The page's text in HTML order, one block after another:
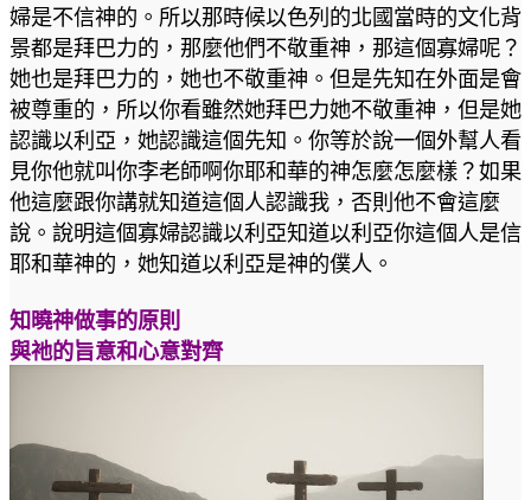
婦是不信神的。所以那時候以色列的北國當時的文化背
景都是拜巴力的，那麼他們不敬重神，那這個寡婦呢？
她也是拜巴力的，她也不敬重神。但是先知在外面是會
被尊重的，所以你看雖然她拜巴力她不敬重神，但是她
認識以利亞，她認識這個先知。你等於說一個外幫人看
見你他就叫你李老師啊你耶和華的神怎麼怎麼樣？如果
他這麼跟你講就知道這個人認識我，否則他不會這麼
說。說明這個寡婦認識以利亞知道以利亞你這個人是信
耶和華神的，她知道以利亞是神的僕人。
知曉神做事的原則
與祂的旨意和心意對齊